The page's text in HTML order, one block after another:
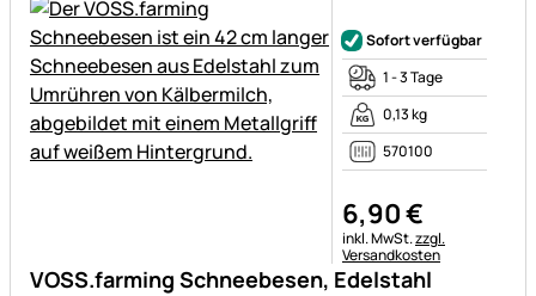
VOSS.farming Schneebesen, Edelstahl
Sofort verfügbar
1 - 3 Tage
0,13 kg
570100
6,90€
Steuerhinweis:
inkl. MwSt.zzgl.
Versandkosten